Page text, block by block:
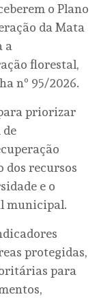
o Plano
da Mata
a
florestal,
nº 95/2026.
priorizar
de
dos recursos
e o
municipal.
protegidas,
para